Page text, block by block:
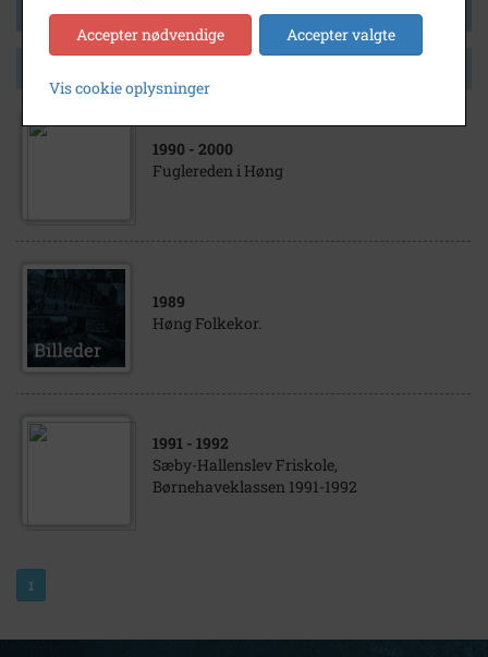
1990 - 2000
Fuglereden i Høng
1989
Høng Folkekor.
1991 - 1992
Sæby-Hallenslev Friskole,
Børnehaveklassen 1991-1992
1
Accepter nødvendige Accepter valgte
Vis cookie oplysninger